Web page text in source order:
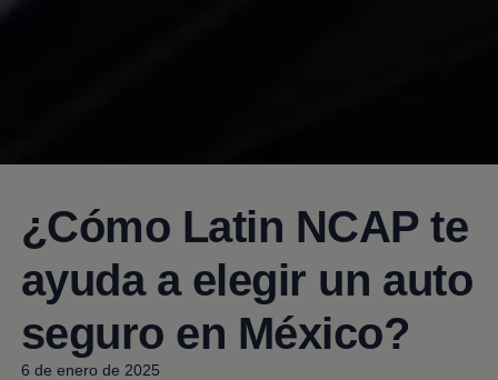
¿Cómo Latin NCAP te
ayuda a elegir un auto
seguro en México?
6 de enero de 2025